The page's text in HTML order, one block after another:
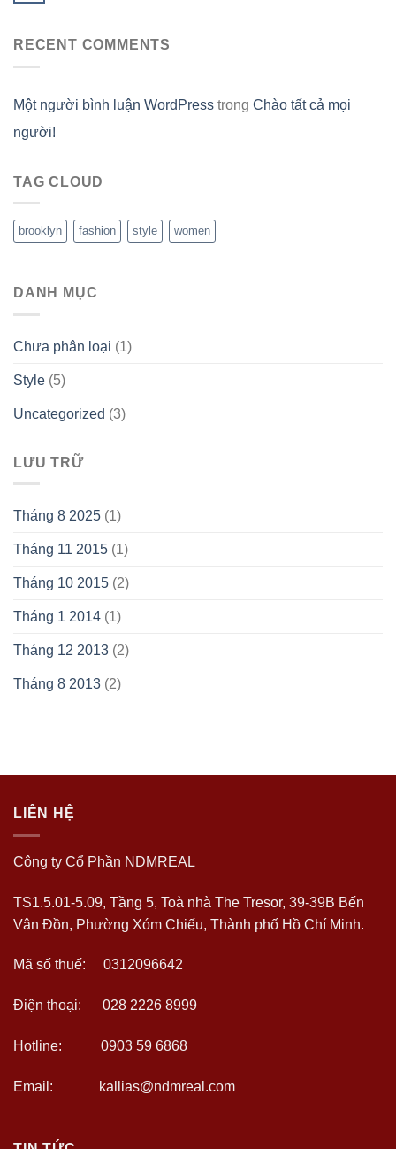
RECENT COMMENTS
Một người bình luận WordPress trong Chào tất cả mọi
người!
TAG CLOUD
brooklyn fashion style women
DANH MỤC
Chưa phân loại (1)
Style (5)
Uncategorized (3)
LƯU TRỮ
Tháng 8 2025 (1)
Tháng 11 2015 (1)
Tháng 10 2015 (2)
Tháng 1 2014 (1)
Tháng 12 2013 (2)
Tháng 8 2013 (2)
LIÊN HỆ
Công ty Cổ Phần NDMREAL
TS1.5.01-5.09, Tầng 5, Toà nhà The Tresor, 39-39B Bến
Vân Đồn, Phường Xóm Chiếu, Thành phố Hồ Chí Minh.
Mã số thuế: 0312096642
Điện thoại: 028 2226 8999
Hotline: 0903 59 6868
Email: kallias@ndmreal.com